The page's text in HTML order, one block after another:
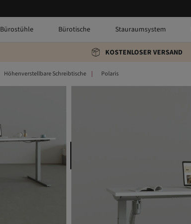
Bürostühle Bürotische Stauraumsystem
KOSTENLOSER VERSAND
Höhenverstellbare Schreibtische Polaris